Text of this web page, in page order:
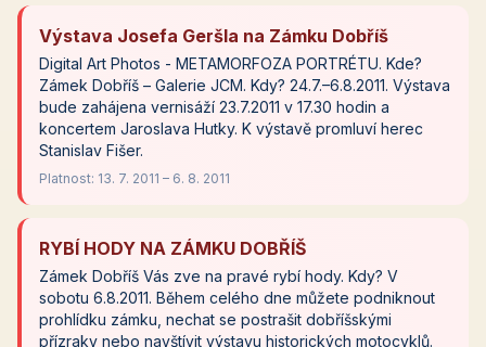
Výstava Josefa Geršla na Zámku Dobříš
Digital Art Photos - METAMORFOZA PORTRÉTU. Kde?
Zámek Dobříš – Galerie JCM. Kdy? 24.7.–6.8.2011. Výstava
bude zahájena vernisáží 23.7.2011 v 17.30 hodin a
koncertem Jaroslava Hutky. K výstavě promluví herec
Stanislav Fišer.
Platnost: 13. 7. 2011 – 6. 8. 2011
RYBÍ HODY NA ZÁMKU DOBŘÍŠ
Zámek Dobříš Vás zve na pravé rybí hody. Kdy? V
sobotu 6.8.2011. Během celého dne můžete podniknout
prohlídku zámku, nechat se postrašit dobříšskými
přízraky nebo navštívit výstavu historických motocyklů.